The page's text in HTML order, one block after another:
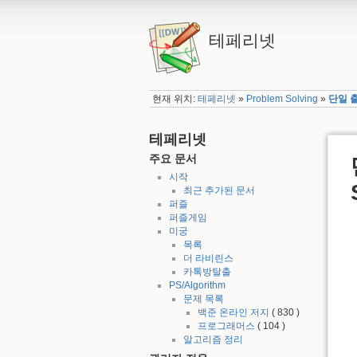
테페리넷
현재 위치:테페리넷 » Problem Solving » 단일
테페리넷
주요 문서
시작
최근 추가된 문서
퍼즐
퍼즐게임
미궁
목록
더 라비린스
카톡방탈출
PS/Algorithm
문제 목록
백준 온라인 저지 ( 830 )
프로그래머스 ( 104 )
알고리즘 정리